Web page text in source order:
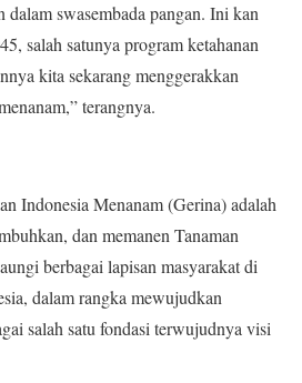
dalam swasembada pangan. Ini kan
salah satunya program ketahanan
kita sekarang menggerakkan
terangnya.
Indonesia Menanam (Gerina) adalah
dan memanen Tanaman
berbagai lapisan masyarakat di
dalam rangka mewujudkan
salah satu fondasi terwujudnya visi